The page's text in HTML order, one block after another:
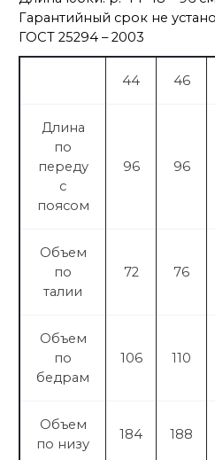
Гарантийный срок не
ГОСТ 25294 – 2003
44 46
Длина
по
переду
с
поясом
96 96
Объем
по
талии
72 76
Объем
по
бедрам
106 110
Объем
по низу
184 188